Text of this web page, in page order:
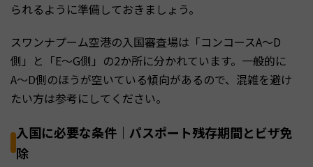
られるように準備しておきましょう。
スワンナプーム空港の入国審査場は「コンコースA〜D
側」と「E〜G側」の2か所に分かれています。一般的に
A〜D側のほうが空いている傾向があるので、混雑を避け
たい方は参考にしてください。
入国に必要な条件｜パスポート残存期間とビザ免
除